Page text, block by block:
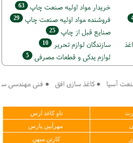
خريدار مواد اوليه صنعت چاپ 63
فروشنده مواد اوليه صنعت چاپ 29
صنايع قبل از چاپ 25
سازندگان لوازم تحریر 10
لوازم یدکی و قطعات مصرفی 5
آسیا ● کاغذ سازی افق ● فنی مهندسی
تاو کاغذ ارس
مهرآیین پارس
کارتن میهن